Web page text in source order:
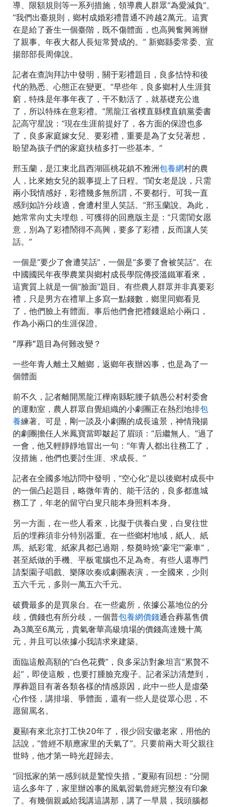
導、限額規則等一系列措施，領導農人群眾“為愛減負”。
“我們出臺規則，鄉村成婚彩禮普通不跨越2萬元。這實
在是給了蒼生一個臺階，既不傷體面，也高興奮興籌辦
了親事。年夜大都人長短常贊成的。” 新鄉縣委常委、宣
揚部部長周偉說。
記者在查詢拜訪中發明，關于彩禮題目，良多怙恃和後
代的熟悉、心態正在變更。“早些年，良多鄉村人生涯貧
窮，特殊是年事年夜了，干不動活了，就基礎充公進
了，所以特殊在意彩禮。”黑龍江省樸直縣樸直鎮黨委書
記高守星說：“現在生涯前提好了，各方面的保證也多
了，良多家庭嫁女兒、要彩禮，重要是為了女兒著想，
盼望為孩子們的家庭扶植多打一些基本。”
邢玉蘭，是江東北昌西湖區桃花鎮不雅洲包養網村的農
人，比來她女兒的親事提上了日程。“閨女老是說，只需
兩小我情感好，彩禮幾多無所謂，不要都行。可我一直
感到如許分歧適，會遭村里人笑話。”邢玉蘭說。為此，
她常常向丈夫埋怨，可獲得的回應版主是：“只需閨女愿
意，別為了彩禮鬧得不高興，要多了彩禮，反而讓人笑
話。”
一個是“要少了會遭笑話”，一個是“多要了會被笑話”。在
中國國民年夜學農業與鄉村成長學院傳授溫鐵軍看來，
這實質上就是一個“臉面”題目。有些農人群眾并非真要彩
禮，只是男方在禮單上多寫一點錢數，鄉里同鄉看見
了，他們臉上有體面。事后他們會把禮錢退給小兩口，
作為小兩口的生涯保證。
“厚葬”題目為何難改變？
一些年青人離土又離鄉，返鄉年夜辦凶事，也是為了一
個體面
前不久，記者離開黑龍江樺南縣駝腰子鎮愚公村村委會
的運動室，農人群眾自覺組織的小劇團正在熱烈地排包
養練著。可是，剛一談及小劇團的成長遠景，神情飛揚
的劇團擔任人米鳳寶當即皺起了眉頭：“后繼無人。”過了
一會，他又輕靜靜地冒出一句：“年青人都出往務工了，
沒措施，他們也要討生涯、求成長。”
記者在全國多地訪問中發明，“空心化”是以後鄉村成長中
的一個凸起題目，略微年青的、能干活的，良多都進城
務工了，年老的留守白叟只能本身照料本身。
另一方面，在一些人看來，比擬于供養白叟，白叟往世
后的埋葬須非分特別器重。在一些鄉村地域，紙人、紙
馬、紙彩電、紙家具都已過期，祭奠時燒“豪宅”“豪車”，
甚至紙做的手機、平板電腦也不足為奇。有些人還專門
請梨園子唱戲、樂隊吹奏或劇團表演，一全國來，少則
五六千元，多則一萬五六千元。
破費最多的是買泉台。在一些處所，依據公墓地位的分
歧，價錢也有所分歧，一個普包養網價錢通合葬墓售價
為3萬至6萬元，貴氣奢華高級墳場的價錢高達幾十萬
元，并且可以依據小我請求來建築。
面臨這般高額的“白色花費”，良多采訪對象坦言“累贅不
起”，即使這般，也要打腫臉充瘦子。記者采訪清楚到，
厚葬題目有著各類各樣的情感原因，此中一些人是虛榮
心作怪，講排場、爭體面，還有一些人是從眾心思，不
愿留罵名。
夏顯有來北京打工快20年了，很少回安徽老家，用他的
話說，“曾經不順應家里的天氣了”。只要前兩大哥父親往
世時，他才第一時光趕歸去。
“回抵家的第一感到就是驚惶失措，”夏顯有回想：“分開
這么多年了，家里辦凶事的風氣習氣曾經完整沒有印象
了。有幾個親戚給我講這講那，講了一早晨，我頭腦都